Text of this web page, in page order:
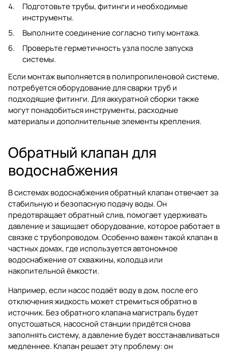
Подготовьте трубы, фитинги и необходимые
инструменты.
Выполните соединение согласно типу монтажа.
Проверьте герметичность узла после запуска
системы.
Если монтаж выполняется в полипропиленовой системе,
потребуется оборудование для сварки труб и
подходящие фитинги. Для аккуратной сборки также
могут понадобитьсяинструменты, расходные
материалы и дополнительные элементы крепления.
Обратный клапан для
водоснабжения
В системах водоснабжения обратный клапан отвечает за
стабильную и безопасную подачу воды. Он
предотвращает обратный слив, помогает удерживать
давление и защищает оборудование, которое работает в
связке с трубопроводом. Особенно важен такой клапан в
частных домах, где используется автономное
водоснабжение от скважины, колодца или
накопительной ёмкости.
Например, если насос подаёт воду в дом, после его
отключения жидкость может стремиться обратно в
источник. Без обратного клапана магистраль будет
опустошаться, насосной станции придётся снова
заполнять систему, а давление будет восстанавливаться
медленнее. Клапан решает эту проблему: он